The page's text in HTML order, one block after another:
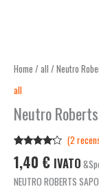
Home / all / Neutro
all
Neutro
4.00 su
5 su
base di
(2
1,40 € IVATO
NEUTRO ROBERTS